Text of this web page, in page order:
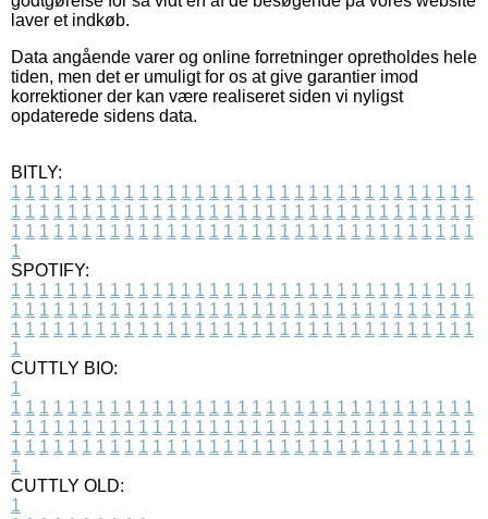
laver et indkøb.
Data angående varer og online forretninger opretholdes hele
tiden, men det er umuligt for os at give garantier imod
korrektioner der kan være realiseret siden vi nyligst
opdaterede sidens data.
BITLY:
1 1 1 1 1 1 1 1 1 1 1 1 1 1 1 1 1 1 1 1 1 1 1 1 1 1 1 1 1 1 1 1 1
1 1 1 1 1 1 1 1 1 1 1 1 1 1 1 1 1 1 1 1 1 1 1 1 1 1 1 1 1 1 1 1 1
1 1 1 1 1 1 1 1 1 1 1 1 1 1 1 1 1 1 1 1 1 1 1 1 1 1 1 1 1 1 1 1 1
1
SPOTIFY:
1 1 1 1 1 1 1 1 1 1 1 1 1 1 1 1 1 1 1 1 1 1 1 1 1 1 1 1 1 1 1 1 1
1 1 1 1 1 1 1 1 1 1 1 1 1 1 1 1 1 1 1 1 1 1 1 1 1 1 1 1 1 1 1 1 1
1 1 1 1 1 1 1 1 1 1 1 1 1 1 1 1 1 1 1 1 1 1 1 1 1 1 1 1 1 1 1 1 1
1
CUTTLY BIO:
1
1 1 1 1 1 1 1 1 1 1 1 1 1 1 1 1 1 1 1 1 1 1 1 1 1 1 1 1 1 1 1 1 1
1 1 1 1 1 1 1 1 1 1 1 1 1 1 1 1 1 1 1 1 1 1 1 1 1 1 1 1 1 1 1 1 1
1 1 1 1 1 1 1 1 1 1 1 1 1 1 1 1 1 1 1 1 1 1 1 1 1 1 1 1 1 1 1 1 1
1
CUTTLY OLD:
1